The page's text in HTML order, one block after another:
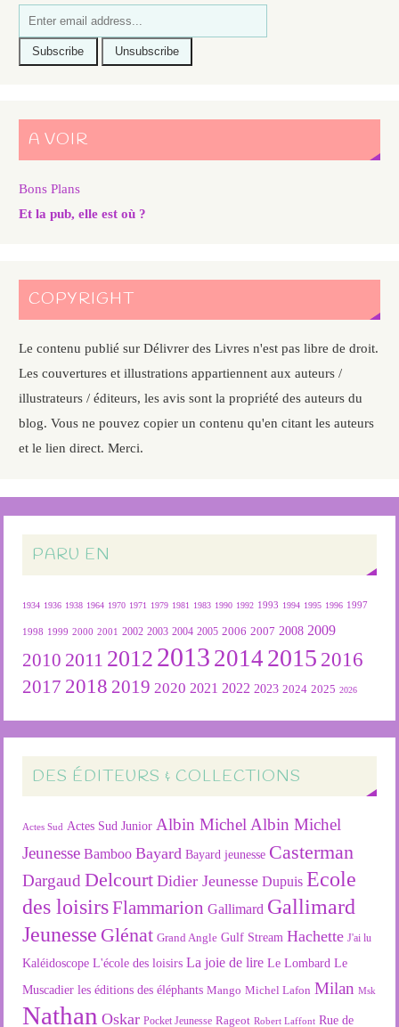
A VOIR
Bons Plans
Et la pub, elle est où ?
COPYRIGHT
Le contenu publié sur Délivrer des Livres n'est pas libre de droit.
Les couvertures et illustrations appartiennent aux auteurs /
illustrateurs / éditeurs, les avis sont la propriété des auteurs du
blog. Vous ne pouvez copier un contenu qu'en citant les auteurs
et le lien direct. Merci.
PARU EN
1934 1936 1938 1964 1970 1971 1979 1981 1983 1990 1992 1993 1994 1995 1996 1997
1998 1999 2000 2001 2002 2003 2004 2005 2006 2007 2008 2009
2010 2011 2012 2013 2014 2015 2016
2017 2018 2019 2020 2021 2022 2023 2024 2025 2026
DES ÉDITEURS & COLLECTIONS
Actes Sud Actes Sud Junior Albin Michel Albin Michel
Jeunesse Bamboo Bayard Bayard jeunesse Casterman
Dargaud Delcourt Didier Jeunesse Dupuis Ecole
des loisirsFlammarion Gallimard Gallimard
Jeunesse Glénat Grand Angle Gulf Stream Hachette J'ai lu
Kaléidoscope L'école des loisirs La joie de lire Le Lombard Le
Muscadier les éditions des éléphants Mango Michel Lafon Milan Msk
Nathan Oskar Pocket Jeunesse Rageot Robert Laffont Rue de